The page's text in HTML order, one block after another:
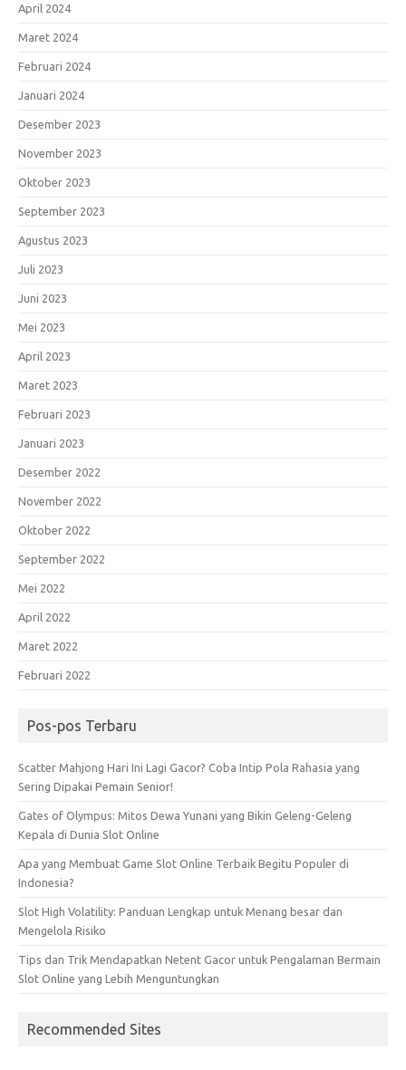
April 2024
Maret 2024
Februari 2024
Januari 2024
Desember 2023
November 2023
Oktober 2023
September 2023
Agustus 2023
Juli 2023
Juni 2023
Mei 2023
April 2023
Maret 2023
Februari 2023
Januari 2023
Desember 2022
November 2022
Oktober 2022
September 2022
Mei 2022
April 2022
Maret 2022
Februari 2022
Pos-pos Terbaru
Scatter Mahjong Hari Ini Lagi Gacor? Coba Intip Pola Rahasia yang
Sering Dipakai Pemain Senior!
Gates of Olympus: Mitos Dewa Yunani yang Bikin Geleng-Geleng
Kepala di Dunia Slot Online
Apa yang Membuat Game Slot Online Terbaik Begitu Populer di
Indonesia?
Slot High Volatility: Panduan Lengkap untuk Menang besar dan
Mengelola Risiko
Tips dan Trik Mendapatkan Netent Gacor untuk Pengalaman Bermain
Slot Online yang Lebih Menguntungkan
Recommended Sites